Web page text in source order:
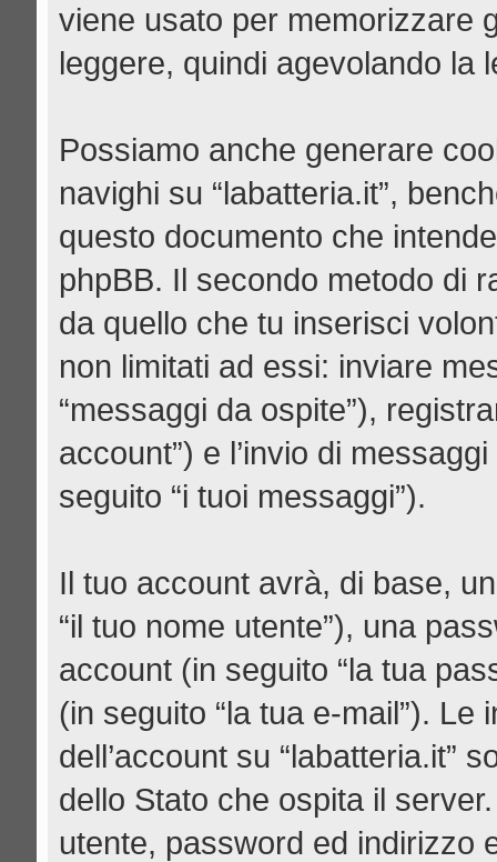
viene usato per memorizzare
leggere, quindi agevolando la
Possiamo anche generare
navighi su “labatteria.it”,
questo documento che
phpBB. Il secondo metodo di
da quello che tu inserisci
non limitati ad essi: inviare
“messaggi da ospite”),
account”) e l’invio di
seguito “i tuoi messaggi”).
Il tuo account avrà, di base,
“il tuo nome utente”), una
account (in seguito “la tua
(in seguito “la tua e-mail”). Le
dell’account su “labatteria.it”
dello Stato che ospita il
utente, password ed indirizzo